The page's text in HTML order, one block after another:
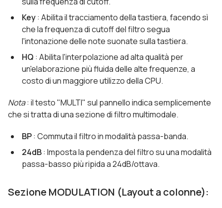
Key: Abilita il tracciamento della tastiera, facendo sì
che la frequenza di cutoff del filtro segua
l'intonazione delle note suonate sulla tastiera.
HQ : Abilita l'interpolazione ad alta qualità per
un'elaborazione più fluida delle alte frequenze, a
costo di un maggiore utilizzo della CPU.
Nota: il testo "MULTI" sul pannello indica semplicemente
che si tratta di una sezione di filtro multimodale.
BP: Commuta il filtro in modalità passa-banda.
24dB: Imposta la pendenza del filtro su una modalità
passa-basso più ripida a 24dB/ottava.
Sezione MODULATION (Layout a colonne):